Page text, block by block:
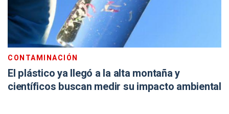
CONTAMINACIÓN
El plástico ya llegó a la alta montaña y
científicos buscan medir su impacto ambiental